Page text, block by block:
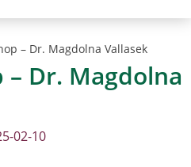
– Dr. Magdolna Vallasek
– Dr. Magdolna
02-10